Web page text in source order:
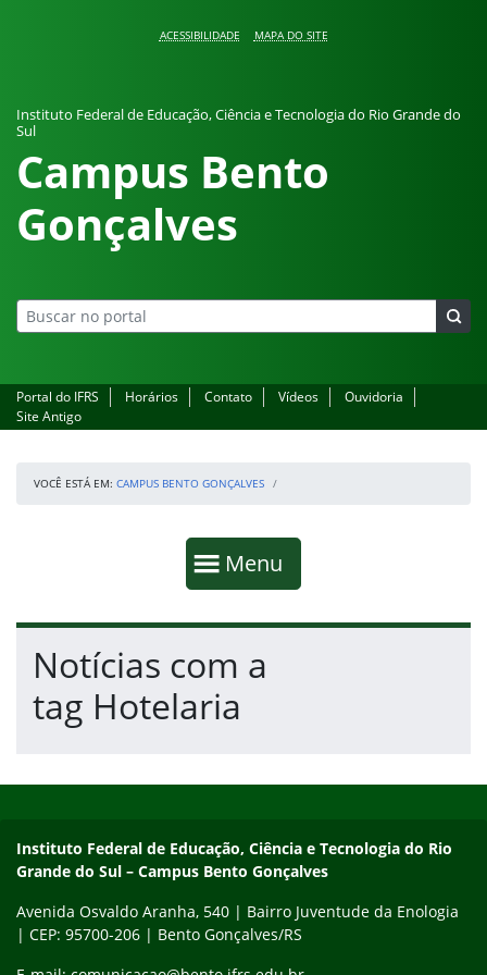
ACESSIBILIDADE MAPA DO SITE
Instituto Federal de Educação, Ciência e Tecnologia do Rio Grande do
Sul
Campus Bento
Gonçalves
Portal do IFRS Horários Contato Vídeos
Ouvidoria
Site Antigo
VOCÊ ESTÁ EM: CAMPUS BENTO GONÇALVES
Mostrar
Menu
Fim da navegação
Início do conteúdo
Notícias com a
tag Hotelaria
Contato
Instituto Federal de Educação, Ciência e Tecnologia do Rio
Grande do Sul – Campus Bento Gonçalves
Avenida Osvaldo Aranha, 540 | Bairro Juventude da Enologia
| CEP: 95700-206 | Bento Gonçalves/RS